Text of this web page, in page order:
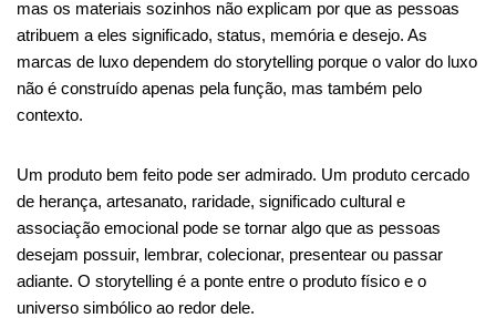
o
o
k
n
g
er
m
A
p
p
mas os materiais sozinhos não explicam por que as pessoas
atribuem a eles significado, status, memória e desejo. As
marcas de luxo dependem do storytelling porque o valor do luxo
não é construído apenas pela função, mas também pelo
contexto.
Um produto bem feito pode ser admirado. Um produto cercado
de herança, artesanato, raridade, significado cultural e
associação emocional pode se tornar algo que as pessoas
desejam possuir, lembrar, colecionar, presentear ou passar
adiante. O storytelling é a ponte entre o produto físico e o
universo simbólico ao redor dele.